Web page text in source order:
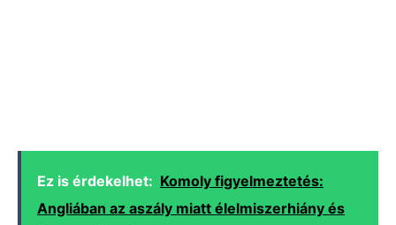
Ez is érdekelhet: Komoly figyelmeztetés:
Angliában az aszály miatt élelmiszerhiány és